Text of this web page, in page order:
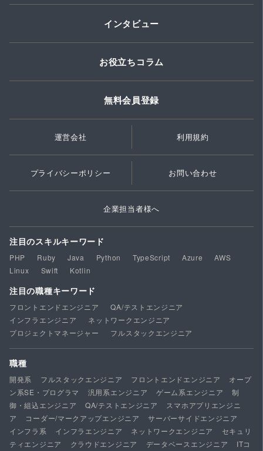
インタビュー
お役立ちコラム
無料会員登録
運営会社 利用規約
プライバシーポリシー お問い合わせ
企業担当者様へ
注目のスキルキーワード
PHP Ruby Java Python TypeScript Azure
AWS
Linux
Swift Kotlin
注目の職種キーワード
フロントエンドエンジニア
QA/テストエンジニア
インフラエンジニア
ネットワークエンジニア
プロジェクトマネージャー
フルスタックエンジニア
職種
開発系 フルスタックエンジニア フロントエンドエンジニア
オープ
ン系SE・プログラマ
汎用系エンジニア ゲーム系エンジニア
制
御・組込エンジニア
QA/テストエンジニア
スマホアプリエンジニ
ア
コーダー/マークアップエンジニア
サーバーサイドエンジニア
インフラ系
インフラエンジニア ネットワークエンジニア
セキュリ
ティエンジニア
クラウドエンジニア データベースエンジニア
ITコ